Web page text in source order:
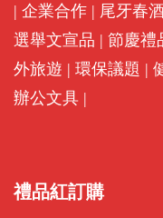
| 企業合作 | 尾牙春
選舉文宣品 | 節慶禮
外旅遊 | 環保議題 |
辦公文具 |
禮品紅訂購